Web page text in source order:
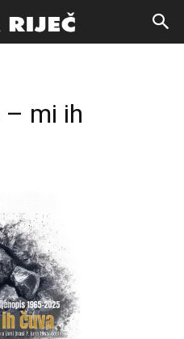
– mi ih